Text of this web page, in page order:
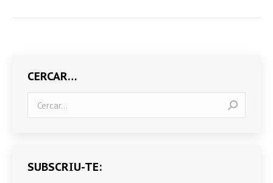
CERCAR…
SUBSCRIU-TE: